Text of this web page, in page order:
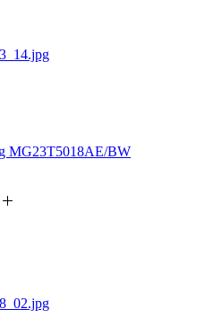
MG23T5018AE/BW